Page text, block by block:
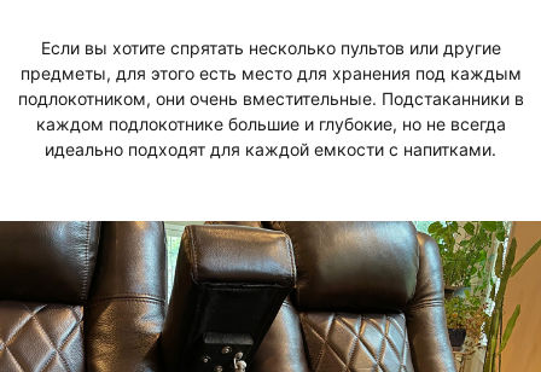
Если вы хотите спрятать несколько пультов или другие
предметы, для этого есть место для хранения под каждым
подлокотником, они очень вместительные. Подстаканники в
каждом подлокотнике большие и глубокие, но не всегда
идеально подходят для каждой емкости с напитками.